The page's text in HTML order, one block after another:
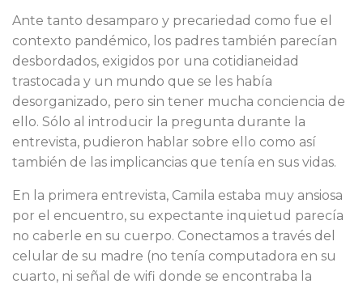
Ante tanto desamparo y precariedad como fue el
contexto pandémico, los padres también parecían
desbordados, exigidos por una cotidianeidad
trastocada y un mundo que se les había
desorganizado, pero sin tener mucha conciencia de
ello. Sólo al introducir la pregunta durante la
entrevista, pudieron hablar sobre ello como así
también de las implicancias que tenía en sus vidas.
En la primera entrevista, Camila estaba muy ansiosa
por el encuentro, su expectante inquietud parecía
no caberle en su cuerpo. Conectamos a través del
celular de su madre (no tenía computadora en su
cuarto, ni señal de wifi donde se encontraba la